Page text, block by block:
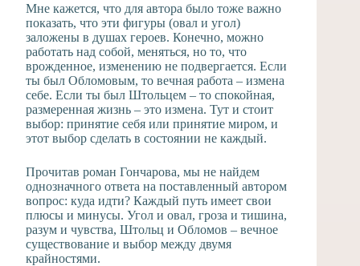
Мне кажется, что для автора было тоже важно
показать, что эти фигуры (овал и угол)
заложены в душах героев. Конечно, можно
работать над собой, меняться, но то, что
врожденное, изменению не подвергается. Если
ты был Обломовым, то вечная работа – измена
себе. Если ты был Штольцем – то спокойная,
размеренная жизнь – это измена. Тут и стоит
выбор: принятие себя или принятие миром, и
этот выбор сделать в состоянии не каждый.
Прочитав роман Гончарова, мы не найдем
однозначного ответа на поставленный автором
вопрос: куда идти? Каждый путь имеет свои
плюсы и минусы. Угол и овал, гроза и тишина,
разум и чувства, Штольц и Обломов – вечное
существование и выбор между двумя
крайностями.